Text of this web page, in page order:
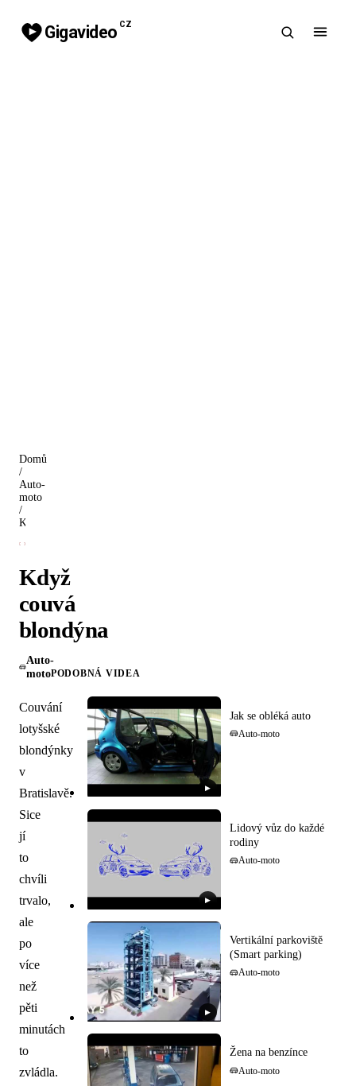
Gigavideo CZ
Domů
/
Auto-
moto
/
Když
couvá
blondýna
Auto-
moto
Couvání
lotyšské
blondýnky
v
Bratislavě.
Sice
jí
to
chvíli
trvalo,
ale
po
více
než
pěti
minutách
to
zvládla.
PODOBNÁ VIDEA
▶
Jak se obléká auto
Auto-moto
▶
Lidový vůz do každé
rodiny
Auto-moto
▶
Vertikální parkoviště
(Smart parking)
Auto-moto
Žena na benzínce
Auto-moto